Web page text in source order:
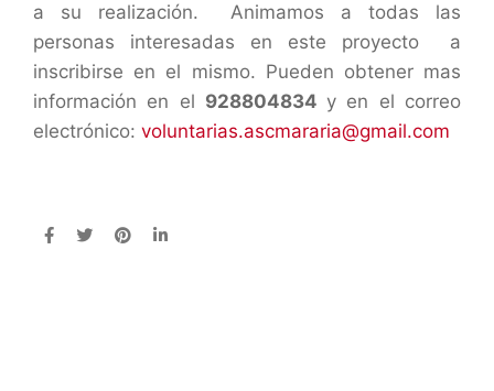
a su realización. Animamos a todas las
personas interesadas en este proyecto a
inscribirse en el mismo. Pueden obtener mas
información en el 928804834 y en el correo
electrónico: voluntarias.ascmararia@gmail.com